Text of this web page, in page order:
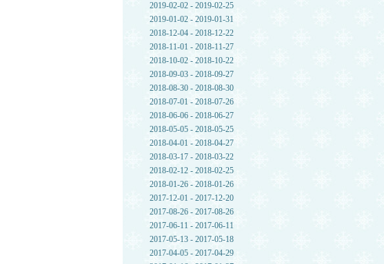
2019-02-02 - 2019-02-25
2019-01-02 - 2019-01-31
2018-12-04 - 2018-12-22
2018-11-01 - 2018-11-27
2018-10-02 - 2018-10-22
2018-09-03 - 2018-09-27
2018-08-30 - 2018-08-30
2018-07-01 - 2018-07-26
2018-06-06 - 2018-06-27
2018-05-05 - 2018-05-25
2018-04-01 - 2018-04-27
2018-03-17 - 2018-03-22
2018-02-12 - 2018-02-25
2018-01-26 - 2018-01-26
2017-12-01 - 2017-12-20
2017-08-26 - 2017-08-26
2017-06-11 - 2017-06-11
2017-05-13 - 2017-05-18
2017-04-05 - 2017-04-29